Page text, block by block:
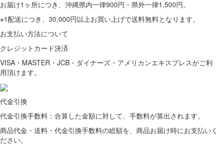
お届け1ヶ所につき、沖縄県内一律900円・県外一律1,500円。
※1配送につき、30,000円以上お買い上げで送料無料となります。
お支払い方法について
クレジットカード決済
VISA・MASTER・JCB・ダイナーズ・アメリカンエキスプレスがご利
用頂けます。
代金引換
代金引換手数料：合算した金額に対して、手数料が算出されます。
商品代金・送料・代金引換手数料の総額を、商品お届け時にお支払いく
ださい。